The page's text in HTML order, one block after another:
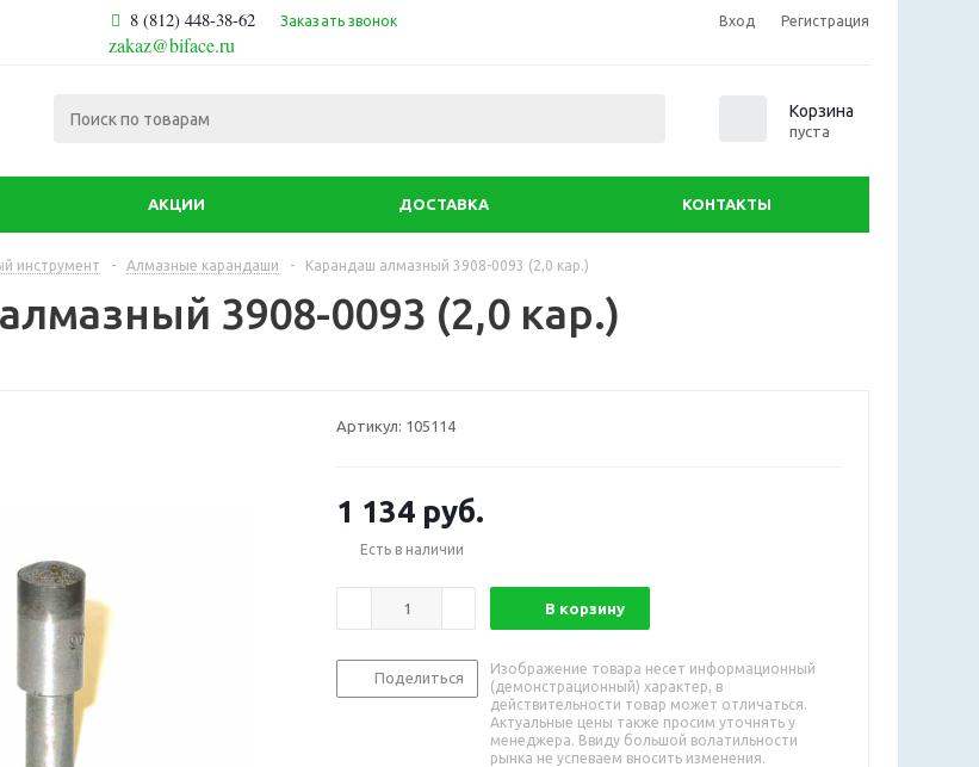
8 (812) 448-38-62 Заказать звонок
zakaz@biface.ru
Вход Регистрация
Корзина
пуста
АКЦИИ ДОСТАВКА КОНТАКТЫ
инструмент - Алмазные карандаши - Карандаш алмазный 3908-0093 (2,0 кар.)
3908-0093 (2,0 кар.)
Артикул: 105114
1 134 руб.
Есть в наличии
В корзину
Поделиться
Изображение товара несет информационный
(демонстрационный) характер, в
действительности товар может отличаться.
Актуальные цены также просим уточнять у
менеджера. Ввиду большой волатильности
рынка не успеваем вносить изменения.